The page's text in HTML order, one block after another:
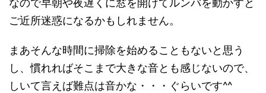
なので早朝や夜遅くに窓を開けてルンバを動かすと
ご近所迷惑になるかもしれません。
まあそんな時間に掃除を始めることもないと思う
し、慣れればそこまで大きな音とも感じないので、
しいて言えば難点は音かな・・・ぐらいです^^